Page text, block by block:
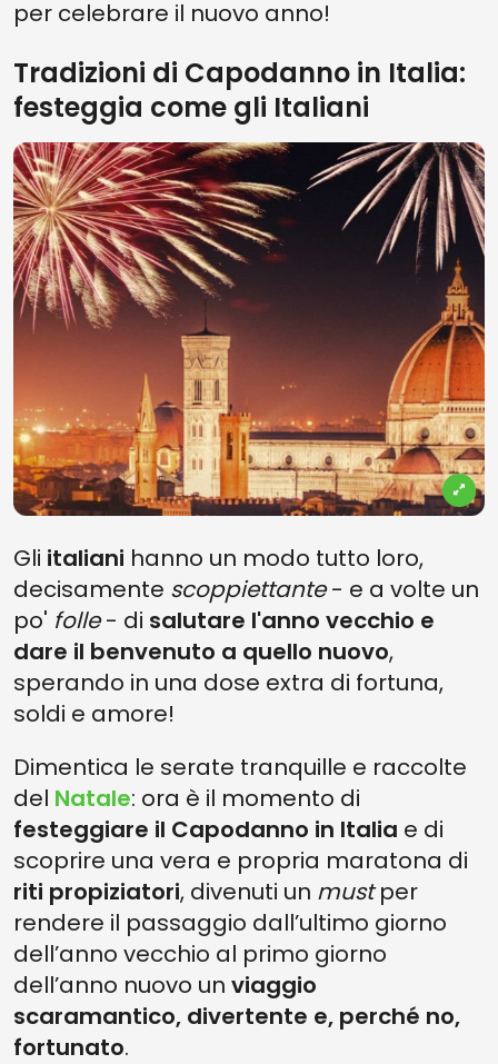
per celebrare il nuovo anno!
Tradizioni di Capodanno in Italia:
festeggia come gli Italiani
Gli italiani hanno un modo tutto loro,
decisamente scoppiettante- e a volte un
po' folle- di salutare l'anno vecchio e
dare il benvenuto a quello nuovo,
sperando in una dose extra di fortuna,
soldi e amore!
Dimentica le serate tranquille e raccolte
del Natale: ora è il momento di
festeggiare il Capodanno in Italia e di
scoprire una vera e propria maratona di
riti propiziatori, divenuti un mustper
rendere il passaggio dall’ultimo giorno
dell’anno vecchio al primo giorno
dell’anno nuovo un viaggio
scaramantico, divertente e, perché no,
fortunato.